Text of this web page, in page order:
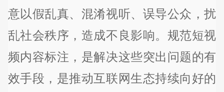
意以假乱真、混淆视听、误导公众，扰
乱社会秩序，造成不良影响。规范短视
频内容标注，是解决这些突出问题的有
效手段，是推动互联网生态持续向好的